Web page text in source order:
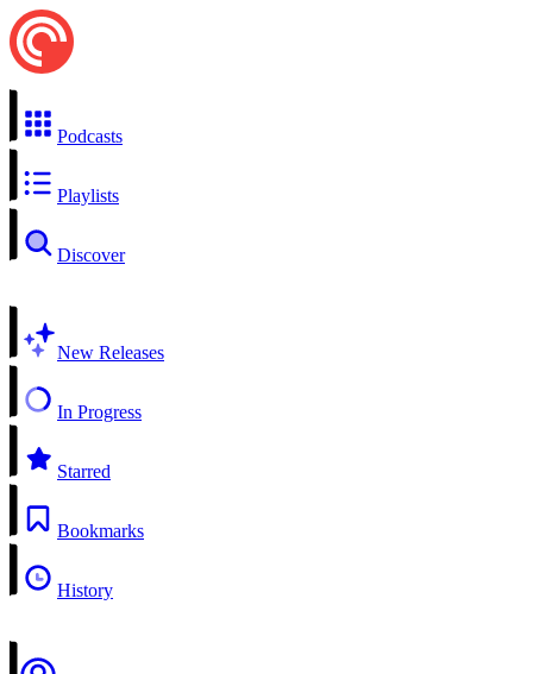
Podcasts
Playlists
Discover
New Releases
In Progress
Starred
Bookmarks
History